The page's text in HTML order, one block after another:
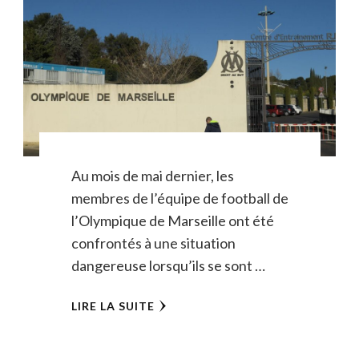
Au mois de mai dernier, les
membres de l’équipe de football de
l’Olympique de Marseille ont été
confrontés à une situation
dangereuse lorsqu’ils se sont …
LIRE LA SUITE